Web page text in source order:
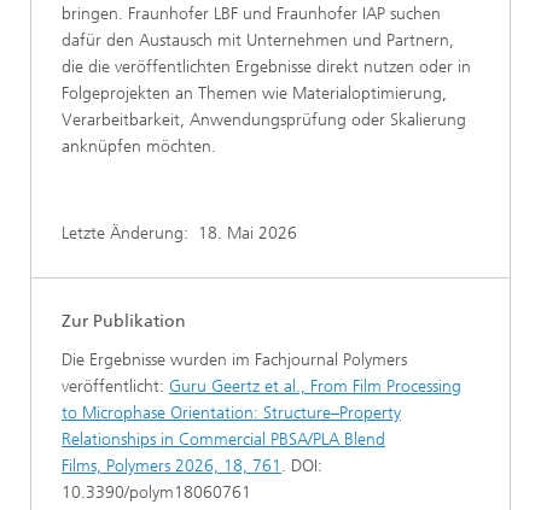
bringen. Fraunhofer LBF und Fraunhofer IAP suchen
dafür den Austausch mit Unternehmen und Partnern,
die die veröffentlichten Ergebnisse direkt nutzen oder in
Folgeprojekten an Themen wie Materialoptimierung,
Verarbeitbarkeit, Anwendungsprüfung oder Skalierung
anknüpfen möchten.
Letzte Änderung: 18. Mai 2026
Zur Publikation
Die Ergebnisse wurden im Fachjournal Polymers
veröffentlicht: Guru Geertz et al., From Film Processing
to Microphase Orientation: Structure–Property
Relationships in Commercial PBSA/PLA Blend
Films, Polymers 2026, 18, 761 . DOI:
10.3390/polym18060761